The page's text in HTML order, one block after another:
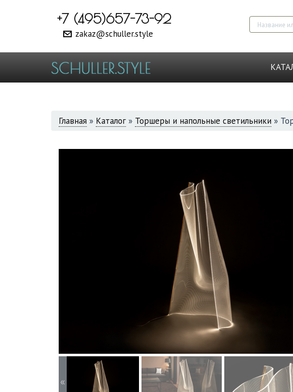
+7 (495)657-73-92
zakaz@schuller.style
ВЫ
Главная » Каталог » Торшеры и напольные светильники »
«